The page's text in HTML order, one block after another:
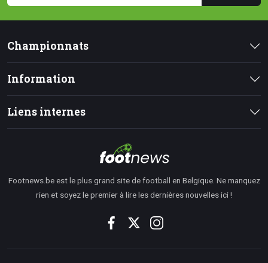
Championnats
Information
Liens internes
Footnews.be est le plus grand site de football en Belgique. Ne manquez
rien et soyez le premier à lire les dernières nouvelles ici !